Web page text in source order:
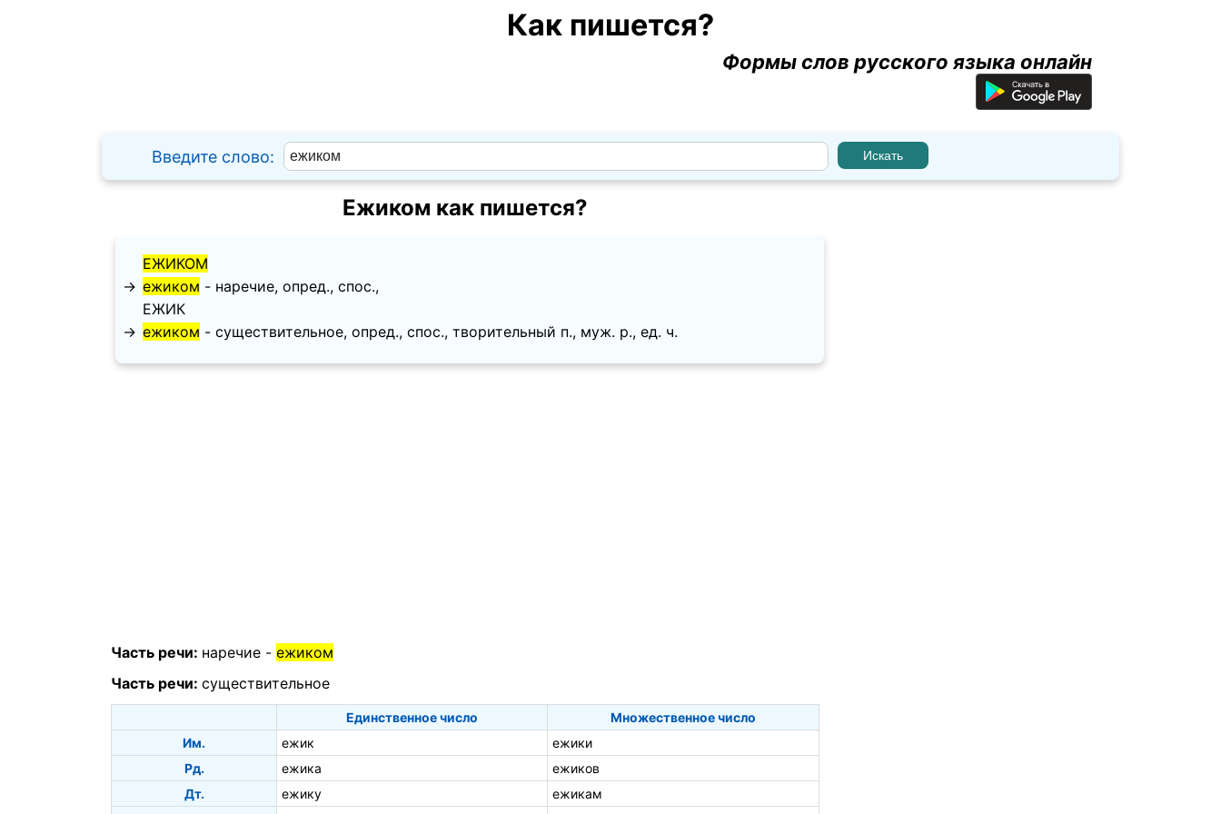
Как пишется?
Формы слов русского языка онлайн
Введите слово:
Ежиком как пишется?
ЕЖИКОМ
→ ежиком - наречие, опред., спос.,
ЕЖИК
→ ежиком - существительное, опред., спос., творительный п., муж. p., ед. ч.
Часть речи: наречие - ежиком
Часть речи: существительное
Единственное число
Множественное число
Им.
ежик
ежики
Рд.
ежика
ежиков
Дт.
ежику
ежикам